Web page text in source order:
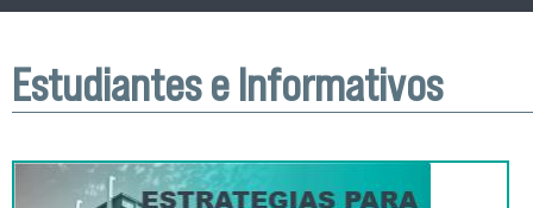
Estudiantes e Informativos